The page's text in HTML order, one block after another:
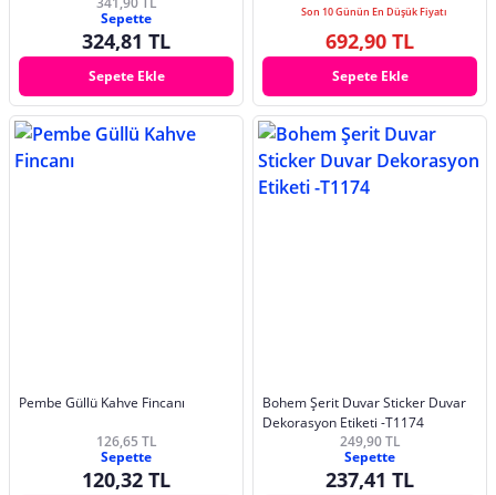
Ocak Yenileme Folyosu T10
Sepette
324,81 TL
Sepete Ekle
Son 10 Günün En Düşük Fiyatı
692,90 TL
Sepete Ekle
Pembe Güllü Kahve Fincanı
126,65 TL
Sepette
120,32 TL
Bohem Şerit Duvar Sticker Duvar
Dekorasyon Etiketi -T1174
249,90 TL
Sepette
237,41 TL